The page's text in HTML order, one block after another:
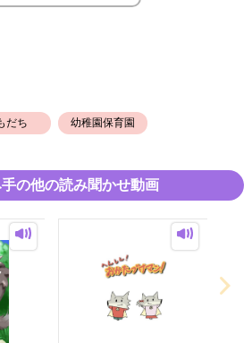
分のままで良い』というメッセージを
通して自己肯定感、主体性が育まれる
だち 幼稚園保育園
の他の読み聞かせ動画